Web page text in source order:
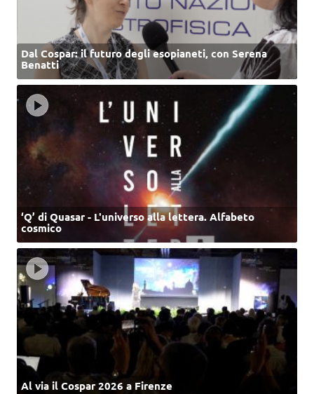
Dal Cospar: il futuro degli esopianeti, con Serena
Benatti
‘Q’ di Quasar - L'universo alla lettera. Alfabeto
cosmico
Al via il Cospar 2026 a Firenze